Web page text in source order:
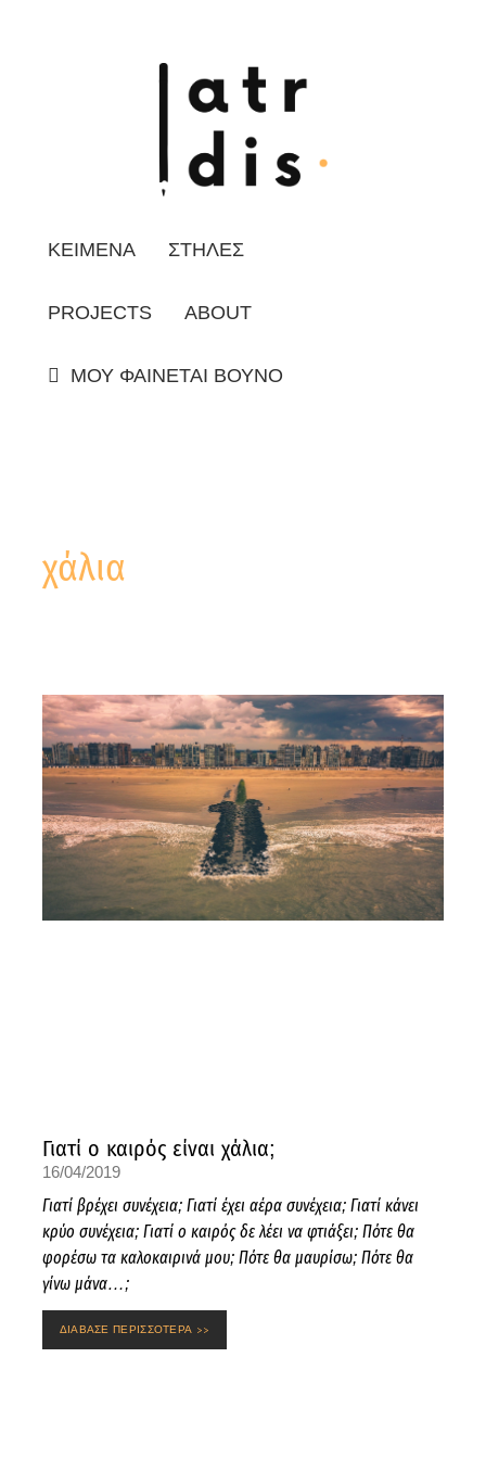
ΚΕΙΜΕΝΑ ΣΤΗΛΕΣ
PROJECTS ABOUT
ΜΟΥ ΦΑΙΝΕΤΑΙ ΒΟΥΝΟ
χάλια
Γιατί ο καιρός είναι χάλια;
16/04/2019
Γιατί βρέχει συνέχεια; Γιατί έχει αέρα συνέχεια; Γιατί κάνει
κρύο συνέχεια; Γιατί ο καιρός δε λέει να φτιάξει; Πότε θα
φορέσω τα καλοκαιρινά μου; Πότε θα μαυρίσω; Πότε θα
γίνω μάνα…;
ΔΙΑΒΑΣΕ ΠΕΡΙΣΣΟΤΕΡΑ >>